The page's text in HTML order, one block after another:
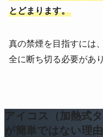
とどまります。
真の禁煙を目指すには
全に断ち切る必要があ
アイコス（加熱式
が簡単ではない理